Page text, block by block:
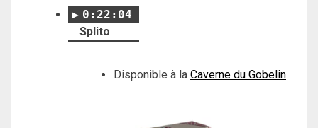
0:22:04
Splito
Disponible à la Caverne du Gobelin